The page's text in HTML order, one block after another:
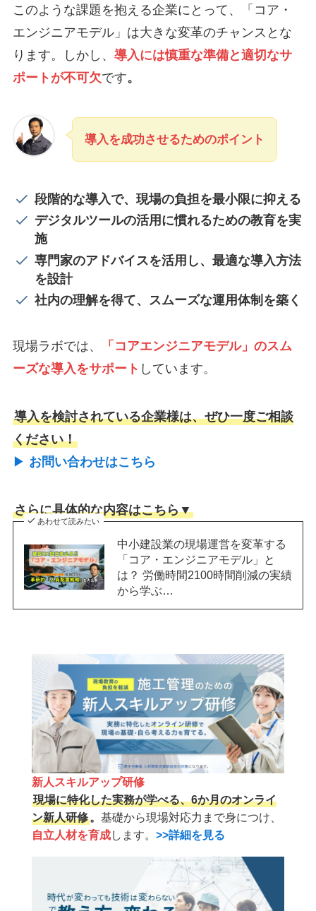
このような課題を抱える企業にとって、「コア・
エンジニアモデル」は大きな変革のチャンスとな
ります。しかし、 導入には慎重な準備と適切なサ
ポートが不可欠です。
導入を成功させるためのポイント
段階的な導入で、現場の負担を最小限に抑える
デジタルツールの活用に慣れるための教育を実
施
専門家のアドバイスを活用し、最適な導入方法
を設計
社内の理解を得て、スムーズな運用体制を築く
現場ラボでは、
「コアエンジニアモデル」のスム
ーズな導入をサポート しています。
導入を検討されている企業様は、ぜひ一度ご相談
ください！
▶︎ お問い合わせはこちら
さらに具体的な内容はこちら▼
あわせて読みたい
中小建設業の現場運営を変革する
「コア・エンジニアモデル」と
は？ 労働時間2100時間削減の実績
から学ぶ…
新人スキルアップ研修
現場に特化した実務が学べる、6か月のオンライ
ン新人研修。 基礎から現場対応力まで身につけ、
自立人材を育成します。 >>詳細を見る